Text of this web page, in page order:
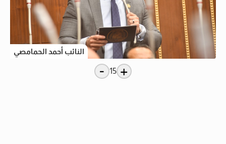
النائب أحمد الحمامصي
+
15
-